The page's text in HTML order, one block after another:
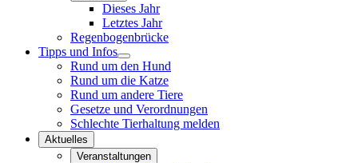
Dieses Jahr
Letztes Jahr
Regenbogenbrücke
Tipps und Infos
Rund um den Hund
Rund um die Katze
Rund um andere Tiere
Gesetze und Verordnungen
Schlechte Tierhaltung melden
Aktuelles
Veranstaltungen